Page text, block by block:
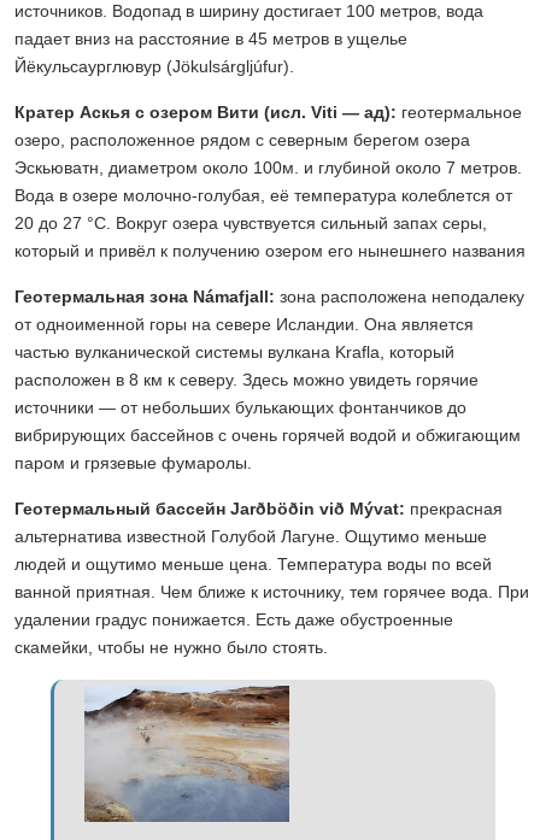
источников. Водопад в ширину достигает 100 метров, вода
падает вниз на расстояние в 45 метров в ущелье
Йёкульсаурглювур (Jökulsárgljúfur).
Кратер Аскья с озером Вити (исл. Viti — ад): геотермальное
озеро, расположенное рядом с северным берегом озера
Эскьюватн, диаметром около 100м. и глубиной около 7 метров.
Вода в озере молочно-голубая, её температура колеблется от
20 до 27 °C. Вокруг озера чувствуется сильный запах серы,
который и привёл к получению озером его нынешнего названия
Геотермальная зона Námafjall: зона расположена неподалеку
от одноименной горы на севере Исландии. Она является
частью вулканической системы вулкана Krafla, который
расположен в 8 км к северу. Здесь можно увидеть горячие
источники — от небольших булькающих фонтанчиков до
вибрирующих бассейнов с очень горячей водой и обжигающим
паром и грязевые фумаролы.
Геотермальный бассейн Jarðböðin við Mývat: прекрасная
альтернатива известной Голубой Лагуне. Ощутимо меньше
людей и ощутимо меньше цена. Температура воды по всей
ванной приятная. Чем ближе к источнику, тем горячее вода. При
удалении градус понижается. Есть даже обустроенные
скамейки, чтобы не нужно было стоять.